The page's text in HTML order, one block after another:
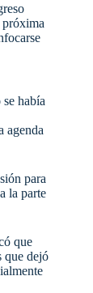
había
agenda
para
la parte
que
que dejó